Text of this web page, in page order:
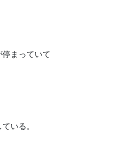
まっていて
いる。